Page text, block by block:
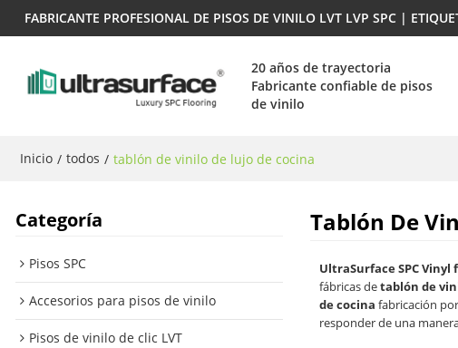
FABRICANTE PROFESIONAL DE PISOS DE VINILO LVT LVP SPC |
20 años de trayectoria
Fabricante confiable de pisos
de vinilo
Inicio / todos / tablón de vinilo de lujo de cocina
Categoría
Pisos SPC
Accesorios para pisos de vinilo
Pisos de vinilo de clic LVT
Tablón De
UltraSurface SPC
fábricas detablón de
de cocina fabricación
responder de una